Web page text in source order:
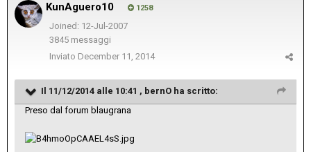
KunAguero10 1258
Joined: 12-Jul-2007
3845 messaggi
Inviato December 11, 2014
Il 11/12/2014 alle 10:41 , bernO ha scritto:
Preso dal forum blaugrana